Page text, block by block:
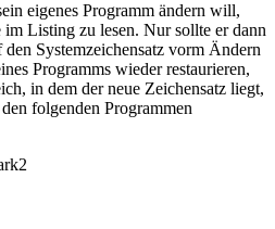
eigenes Programm ändern will,
im Listing zu lesen. Nur sollte er dann
Systemzeichensatz vorm Ändern
Programms wieder restaurieren,
in dem der neue Zeichensatz liegt,
folgenden Programmen